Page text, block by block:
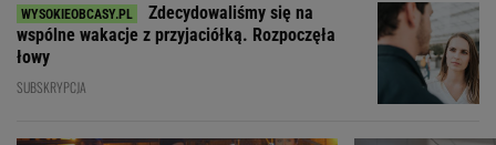
Zdecydowaliśmy się na
wspólne wakacje z przyjaciółką. Rozpoczęła
łowy
SUBSKRYPCJA